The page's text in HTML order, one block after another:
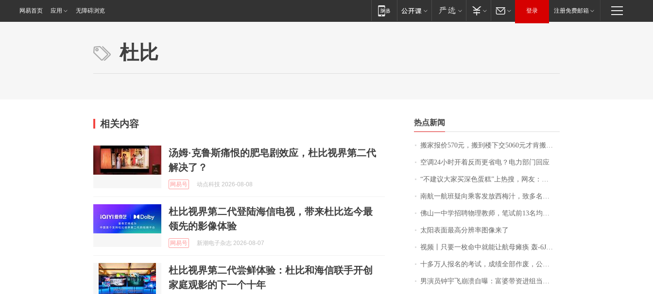
网易首页 应用 无障碍浏览 登录 注册免费邮箱
杜比
相关内容
汤姆·克鲁斯痛恨的肥皂剧效应，杜比视界第二代
解决了？
网易号 动点科技 2026-08-08
杜比视界第二代登陆海信电视，带来杜比迄今最
领先的影像体验
网易号 新潮电子杂志 2026-08-07
杜比视界第二代尝鲜体验：杜比和海信联手开创
家庭观影的下一个十年
热点新闻
搬家报价570元，搬到楼下交5060元才肯搬上楼！女子傻眼了……
空调24小时开着反而更省电？电力部门回应
“不建议大家买深色蛋糕”上热搜，网友：天塌了！
南航一航班疑向乘客发放西梅汁，致多名乘客在飞行途中排队上厕所！乘客：机上100多人只有2个厕所；客服回应：并非每架飞机都会发放西梅汁
佛山一中学招聘物理教师，笔试前13名均遭淘汰？教育局：已叫停招聘，成立调查组全面核查
太阳表面最高分辨率图像来了
视频丨只要一枚命中就能让航母瘫痪 轰-6J实力有多强？
十多万人报名的考试，成绩全部作废，公平么？
男演员钟宇飞崩溃自曝：富婆带资进组当女主角，50多集短剧强加60余场吻戏......不敢得罪只能强忍